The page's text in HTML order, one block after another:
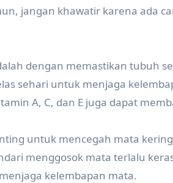
jangan khawatir karena ada
dengan memastikan tubuh
sehari untuk menjaga
A, C, dan E juga dapat
untuk mencegah mata
menggosok mata terlalu
kelembapan mata.